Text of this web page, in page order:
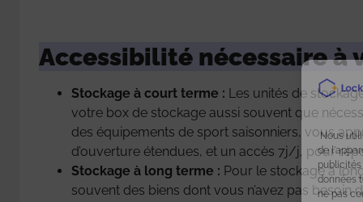
Nous
de
publicités
données
ne pas
Accessibilité nécessaire à
Stockage à court terme : Les unités de
votre box de stockage aussi souvent que
des équipements de sport saisonniers, vous
d’ouverture étendues, et un accès 7j/j, pour
Stockage à long terme : Pour le stockage à
souvent des biens dont vous n’avez pas besoin